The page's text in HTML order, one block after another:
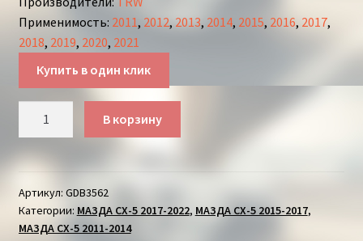
Применимость: 2011, 2012, 2013, 2014, 2015, 2016, 2017,
2018, 2019, 2020, 2021
Купить в один клик
ПЕРЕДНИЕ
МАЗДА
СХ-5
В корзину
Артикул: GDB3562
Категории: МАЗДА СХ-5 2017-2022, МАЗДА СХ-5 2015-2017,
МАЗДА СХ-5 2011-2014